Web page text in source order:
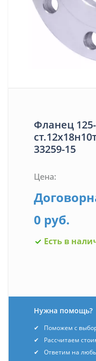
Фланец
33259-15
Цена:
0 руб.
Есть в
Нужна помощь?
Поможем с
Рассчитаем
Ответим на